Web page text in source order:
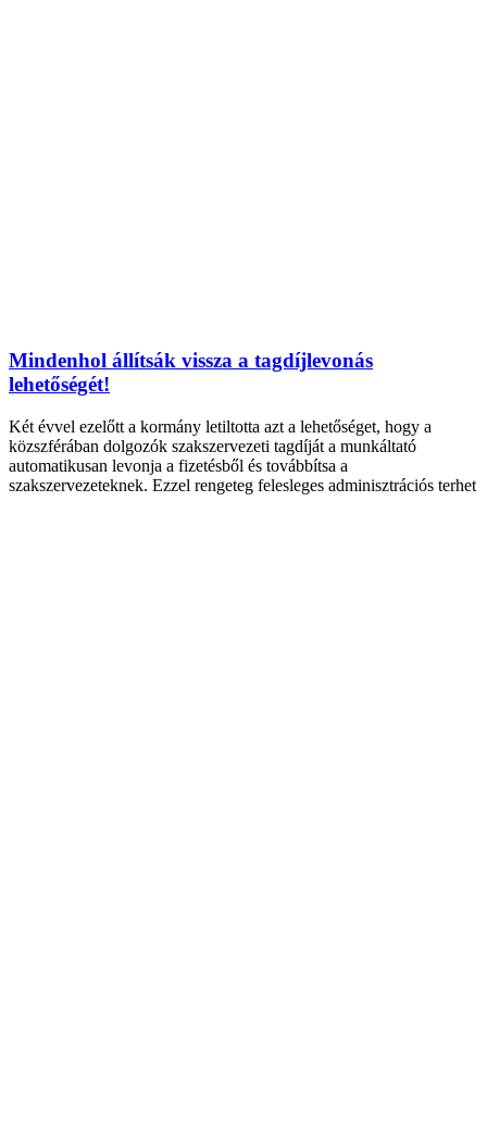
Mindenhol állítsák vissza a tagdíjlevonás
lehetőségét!
Két évvel ezelőtt a kormány letiltotta azt a lehetőséget, hogy a
közszférában dolgozók szakszervezeti tagdíját a munkáltató
automatikusan levonja a fizetésből és továbbítsa a
szakszervezeteknek. Ezzel rengeteg felesleges adminisztrációs terhet